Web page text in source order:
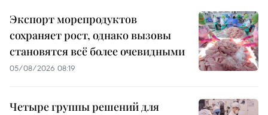
Экспорт морепродуктов
сохраняет рост, однако вызовы
становятся всё более очевидными
05/08/2026 08:19
Четыре группы решений для